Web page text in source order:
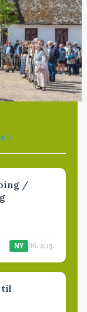
/
NY 06. aug.
til